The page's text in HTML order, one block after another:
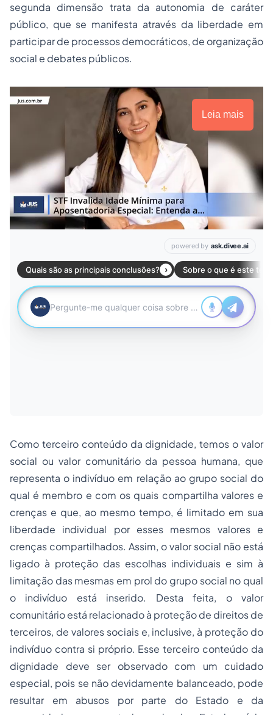
segunda dimensão trata da autonomia de caráter
público, que se manifesta através da liberdade em
participar de processos democráticos, de organização
social e debates públicos.
Leia mais
Como terceiro conteúdo da dignidade, temos o valor
social ou valor comunitário da pessoa humana, que
representa o indivíduo em relação ao grupo social do
qual é membro e com os quais compartilha valores e
crenças e que, ao mesmo tempo, é limitado em sua
liberdade individual por esses mesmos valores e
crenças compartilhados. Assim, o valor social não está
ligado à proteção das escolhas individuais e sim à
limitação das mesmas em prol do grupo social no qual
o indivíduo está inserido. Desta feita, o valor
comunitário está relacionado à proteção de direitos de
terceiros, de valores sociais e, inclusive, à proteção do
indivíduo contra si próprio. Esse terceiro conteúdo da
dignidade deve ser observado com um cuidado
especial, pois se não devidamente balanceado, pode
resultar em abusos por parte do Estado e da